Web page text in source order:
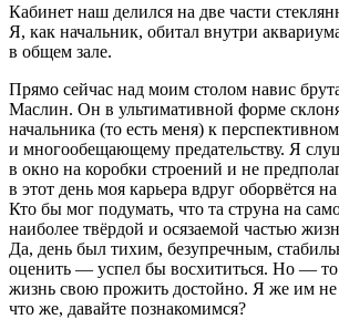
Кабинет наш делился на две части
Я, как начальник, обитал внутри
в общем зале.
Прямо сейчас над моим столом навис
Маслин. Он в ультимативной форме
начальника (то есть меня) к
и многообещающему предательству. Я
в окно на коробки строений и не
в этот день моя карьера вдруг оборвётся
Кто бы мог подумать, что та струна на
наиболее твёрдой и осязаемой частью
Да, день был тихим, безупречным,
оценить — успел бы восхититься. Но — то
жизнь свою прожить достойно. Я же им не
что же, давайте познакомимся?